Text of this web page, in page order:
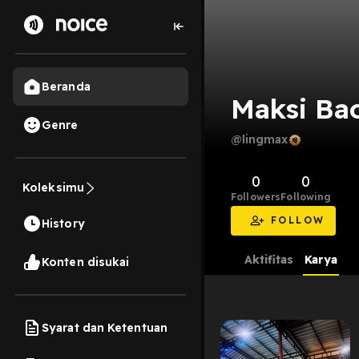
Beranda
Genre
Koleksimu
History
Konten disukai
Syarat dan Ketentuan
Maksi
@lingmax
0
Followers
0
Following
FOLLOW
Aktifitas Karya